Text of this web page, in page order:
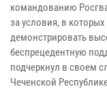
командованию
за условия, в
демонстрировать
беспрецедентную
подчеркнул в своем
Чеченской